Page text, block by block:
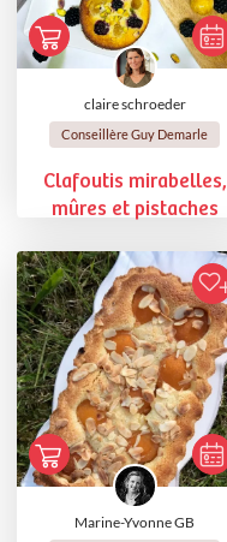
claire schroeder
Conseillère Guy Demarle
Clafoutis mirabelles,
mûres et pistaches
Marine-Yvonne GB